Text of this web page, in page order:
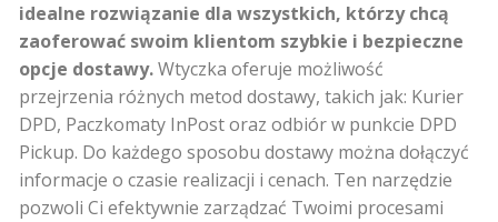
idealne rozwiązanie dla wszystkich, którzy chcą
zaoferować swoim klientom szybkie i bezpieczne
opcje dostawy.Wtyczka oferuje możliwość
przejrzenia różnych metod dostawy, takich jak: Kurier
DPD, Paczkomaty InPost oraz odbiór w punkcie DPD
Pickup. Do każdego sposobu dostawy można dołączyć
informacje o czasie realizacji i cenach. Ten narzędzie
pozwoli Ci efektywnie zarządzać Twoimi procesami